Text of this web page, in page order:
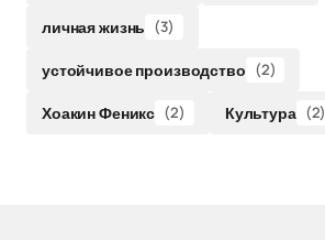
личная жизнь (3)
устойчивое производство (2)
Хоакин Феникс (2) Культура (2)